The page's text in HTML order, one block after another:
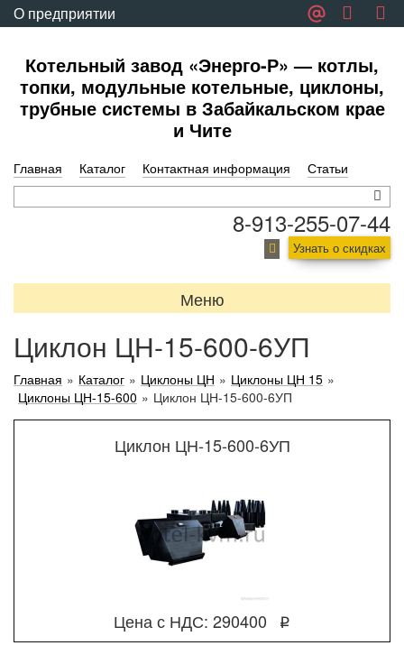
О предприятии
Котельный завод «Энерго-Р» — котлы,
топки, модульные котельные, циклоны,
трубные системы в Забайкальском крае
и Чите
Главная Каталог Контактная информация Статьи
8-913-255-07-44
Узнать о скидках
Меню
Циклон ЦН-15-600-6УП
Главная » Каталог » Циклоны ЦН » Циклоны ЦН 15 »
Циклоны ЦН-15-600 » Циклон ЦН-15-600-6УП
Циклон ЦН-15-600-6УП
Цена с НДС: 290400 q